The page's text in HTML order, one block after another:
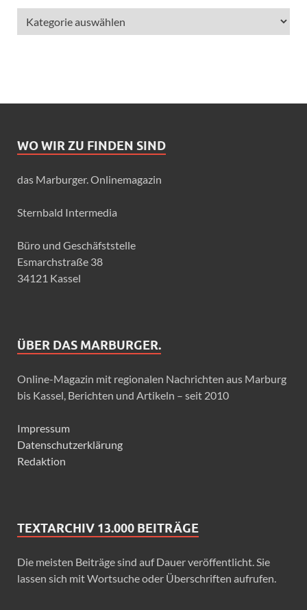
WO WIR ZU FINDEN SIND
das Marburger. Onlinemagazin
Sternbald Intermedia
Büro und Geschäfststelle
Esmarchstraße 38
34121 Kassel
ÜBER DAS MARBURGER.
Online-Magazin mit regionalen Nachrichten aus Marburg
bis Kassel, Berichten und Artikeln – seit 2010
Impressum
Datenschutzerklärung
Redaktion
TEXTARCHIV 13.000 BEITRÄGE
Die meisten Beiträge sind auf Dauer veröffentlicht. Sie
lassen sich mit Wortsuche oder Überschriften aufrufen.